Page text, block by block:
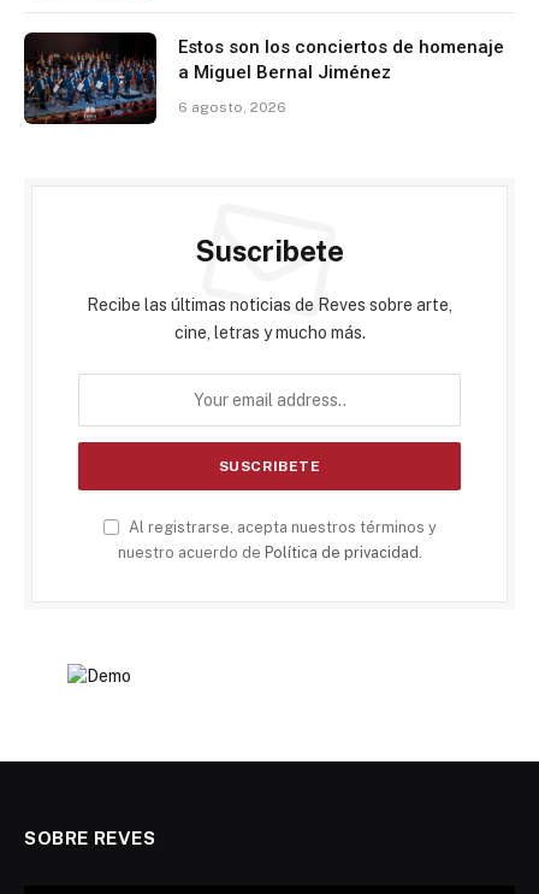
Estos son los conciertos de homenaje
a Miguel Bernal Jiménez
6 agosto, 2026
Suscribete
Recibe las últimas noticias de Reves sobre arte,
cine, letras y mucho más.
Al registrarse, acepta nuestros términos y
nuestro acuerdo de Política de privacidad .
SOBRE REVES